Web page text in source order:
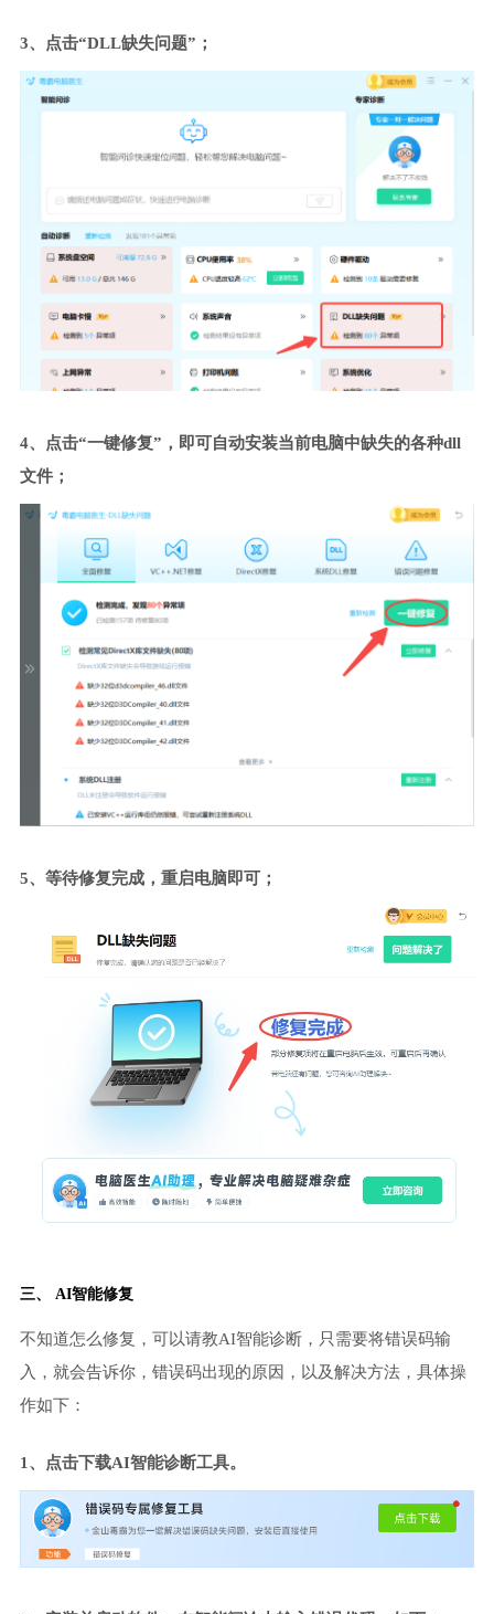
3、点击“DLL缺失问题”；
4、点击“一键修复”，即可自动安装当前电脑中缺失的各种dll
文件；
5、等待修复完成，重启电脑即可；
三、 AI智能修复
不知道怎么修复，可以请教AI智能诊断，只需要将错误码输
入，就会告诉你，错误码出现的原因，以及解决方法，具体操
作如下：
1、点击下载AI智能诊断工具。